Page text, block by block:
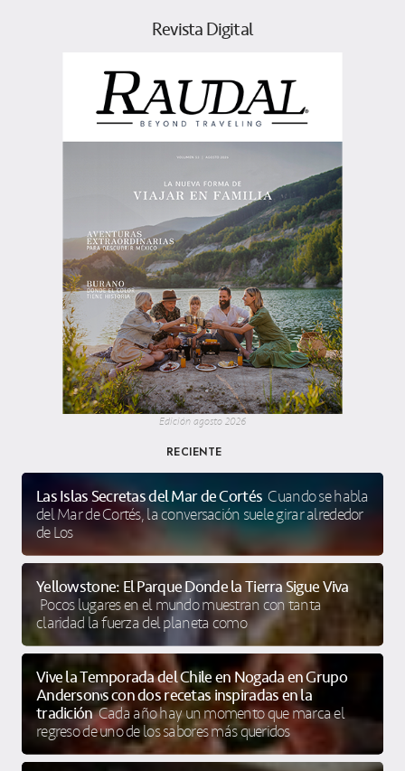
Revista Digital
Edición agosto 2026
RECIENTE
Las Islas Secretas del Mar de Cortés Cuando se habla
del Mar de Cortés, la conversación suele girar alrededor
de Los
Yellowstone: El Parque Donde la Tierra Sigue Viva
Pocos lugares en el mundo muestran con tanta
claridad la fuerza del planeta como
Vive la Temporada del Chile en Nogada en Grupo
Anderson’s con dos recetas inspiradas en la
tradición Cada año hay un momento que marca el
regreso de uno de los sabores más queridos